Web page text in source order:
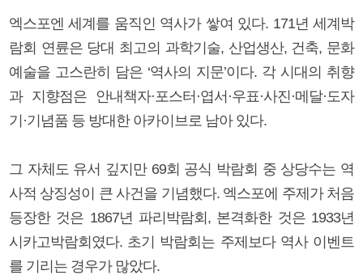
엑스포엔 세계를 움직인 역사가 쌓여 있다. 171년 세계박
람회 연륜은 당대 최고의 과학기술, 산업생산, 건축, 문화
예술을 고스란히 담은 ‘역사의 지문’이다. 각 시대의 취향
과 지향점은 안내책자·포스터·엽서·우표·사진·메달·도자
기·기념품 등 방대한 아카이브로 남아 있다.
그 자체도 유서 깊지만 69회 공식 박람회 중 상당수는 역
사적 상징성이 큰 사건을 기념했다. 엑스포에 주제가 처음
등장한 것은 1867년 파리박람회, 본격화한 것은 1933년
시카고박람회였다. 초기 박람회는 주제보다 역사 이벤트
를 기리는 경우가 많았다.